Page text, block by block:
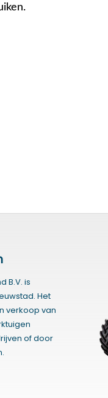
B.V. is
Het
verkoop van
of door